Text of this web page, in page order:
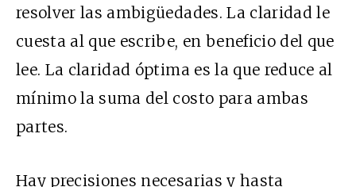
resolver las ambigüedades. La claridad le
cuesta al que escribe, en beneficio del que
lee. La claridad óptima es la que reduce al
mínimo la suma del costo para ambas
partes.
Hay precisiones necesarias y hasta